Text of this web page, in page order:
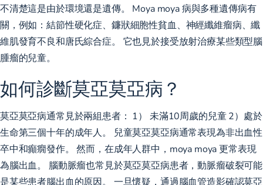
不清楚這是由於環境還是遺傳。 Moya moya 病與多種遺傳病有
關，例如：結節性硬化症、鐮狀細胞性貧血、神經纖維瘤病、纖
維肌發育不良和唐氏綜合症。 它也見於接受放射治療某些類型腦
腫瘤的兒童。
如何診斷莫亞莫亞病？
莫亞莫亞病通常見於兩組患者： 1） 未滿10周歲的兒童 2）處於
生命第三個十年的成年人。 兒童莫亞莫亞病通常表現為非出血性
卒中和癲癇發作。 然而，在成年人群中，moya moya 更常表現
為腦出血。 腦動脈瘤也常見於莫亞莫亞病患者，動脈瘤破裂可能
是某些患者腦出血的原因。 一旦懷疑，通過腦血管造影確認莫亞